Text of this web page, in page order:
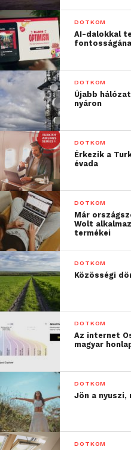
DOTKOM
AI-dalokkal
DOTKOM
Újabb
nyáron
DOTKOM
Érkezik a
évada
DOTKOM
Már
Wolt
termékei
DOTKOM
Közösségi
DOTKOM
Az internet
magyar
DOTKOM
Jön a nyuszi,
DOTKOM